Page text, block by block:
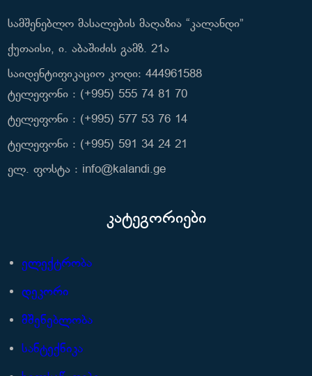
სამშენებლო მასალების მაღაზია “კალანდი”
ქუთაისი, ი. აბაშიძის გამზ. 21ა
საიდენტიფიკაციო კოდი: 444961588
ტელეფონი : (+995) 555 74 81 70
ტელეფონი : (+995) 577 53 76 14
ტელეფონი : (+995) 591 34 24 21
ელ. ფოსტა : info@kalandi.ge
კატეგორიები
ელექტრობა
დეკორი
მშენებლობა
სანტექნიკა